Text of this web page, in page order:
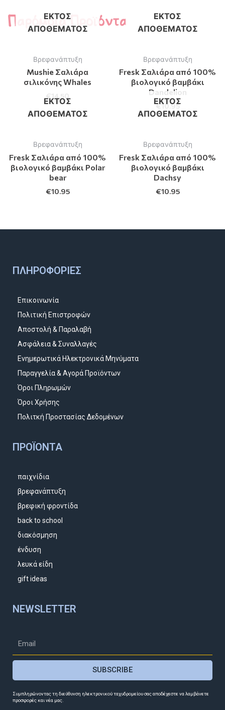
Παρόμοια Προϊόντα
ΕΚΤΌΣ
ΑΠΟΘΈΜΑΤΟΣ
Βρεφανάπτυξη
Mushie Σαλιάρα
σιλικόνης Whales
ΕΚΤΌΣ
ΑΠΟΘΈΜΑΤΟΣ
Βρεφανάπτυξη
Fresk Σαλιάρα από 100%
βιολογικό βαμβάκι
Dandelion
€10.95
ΕΚΤΌΣ
ΑΠΟΘΈΜΑΤΟΣ
Βρεφανάπτυξη
Fresk Σαλιάρα από 100%
βιολογικό βαμβάκι Polar
bear
€10.95
ΕΚΤΌΣ
ΑΠΟΘΈΜΑΤΟΣ
Βρεφανάπτυξη
Fresk Σαλιάρα από 100%
βιολογικό βαμβάκι
Dachsy
€10.95
ΠΛΗΡΟΦΟΡΊΕΣ
Επικοινωνία
Πολιτική Επιστροφών
Αποστολή & Παραλαβή
Ασφάλεια & Συναλλαγές
Ενημερωτικά Ηλεκτρονικά Μηνύματα
Παραγγελία & Αγορά Προϊόντων
Όροι Πληρωμών
Όροι Χρήσης
Πολιτκή Προστασίας Δεδομένων
ΠΡΟΪΌΝΤΑ
παιχνίδια
βρεφανάπτυξη
βρεφική φροντίδα
back to school
διακόσμηση
ένδυση
λευκά είδη
gift ideas
NEWSLETTER
SUBSCRIBE
Συμπληρώνοντας τη διεύθυνση ηλεκτρονικού ταχυδρομείου σας αποδέχεστε να λαμβάνετε
προσφορές και νέα μας.